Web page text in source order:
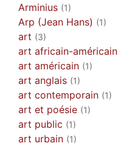
Arminius (1)
Arp (Jean Hans) (1)
art (3)
art africain-américain
art américain (1)
art anglais (1)
art contemporain (1)
art et poésie (1)
art public (1)
art urbain (1)